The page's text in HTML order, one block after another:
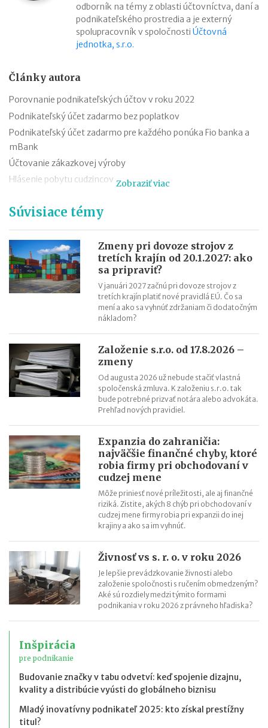
odborník na témy z oblasti účtovníctva, daní a
podnikateľského prostredia a je externý
spolupracovník v spoločnosti Účtovná
jednotka, s.r.o.
Články autora
Porovnanie podnikateľských účtov v roku 2022
Podnikateľský účet zadarmo bez poplatkov
Podnikateľský účet zadarmo pre každého ponúka Fio banka a
mBank
Účtovanie zákazkovej výroby
Hlásenie pobytu cudzincov
Cestovné náhrady pri elektromobiloch
Odpisovanie elektromobilov a elektrobicyklov
Kontroly v oblasti registratúry
Registratúrny plán a registratúrny poriadok
Zobraziť viac
Súvisiace témy
Zmeny pri dovoze strojov z
tretích krajín od 20.1.2027: ako
sa pripraviť?
V januári 2027 začnú pri dovoze strojov z
tretích krajín platiť nové pravidlá EÚ. Čo sa
mení a ako sa vyhnúť zdržaniam či dodatočným
nákladom?
Založenie s.r.o. od 17.8.2026 –
zmeny
Od augusta 2026 už nebude stačiť vlastná
spoločenská zmluva. K založeniu s.r.o. tak
bude potrebné prizvať notára alebo advokáta.
Prehľad nových pravidiel.
Expanzia do zahraničia:
najväčšie finančné chyby, ktoré
robia firmy pri obchodovaní v
cudzej mene
Môže priniesť nové príležitosti, ale aj finančné
riziká. Zistite, akých 8 chýb pri obchodovaní v
cudzej mene firmy robia pri expanzii do inej
krajiny a ako sa im vyhnúť.
Živnosť vs s. r. o. v roku 2026
Je lepšie prevádzkovanie živnosti alebo
založenie spoločnosti s ručením obmedzeným?
Aké sú rozdiely medzi týmito formami
podnikania v roku 2026 z právneho hľadiska?
Inšpirácia
pre podnikanie
Budovanie značky v tabu odvetví: keď spojenie dizajnu,
kvality a distribúcie vyústi do globálneho biznisu
Mladý inovatívny podnikateľ 2025: kto získal prestížny
titul?